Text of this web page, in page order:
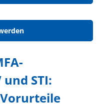
STI: